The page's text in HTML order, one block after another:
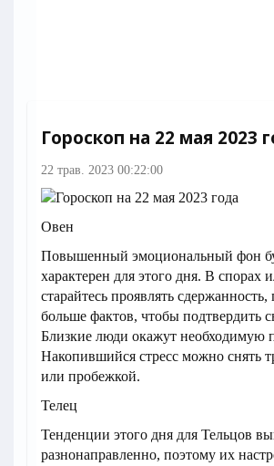
Гороскоп на 22 мая 2023
22 трав. 2023 00:22:00
Овен
Повышенный эмоциональный фон
характерен для этого дня. В спорах
старайтесь проявлять
больше фактов, чтобы подтвердить
Близкие люди окажут необходимую
Накопившийся стресс можно снять
или пробежкой.
Телец
Тенденции этого дня для Тельцов
разнонаправленно, поэтому их